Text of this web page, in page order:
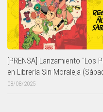
[PRENSA] Lanzamiento "Los
en Librería Sin Moraleja
08/08/2025